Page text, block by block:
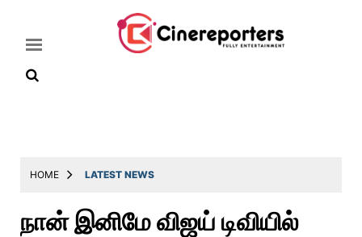
Latest
Throwback
HOME LATEST NEWS
நான் இனிமே விஜய் டிவியில்